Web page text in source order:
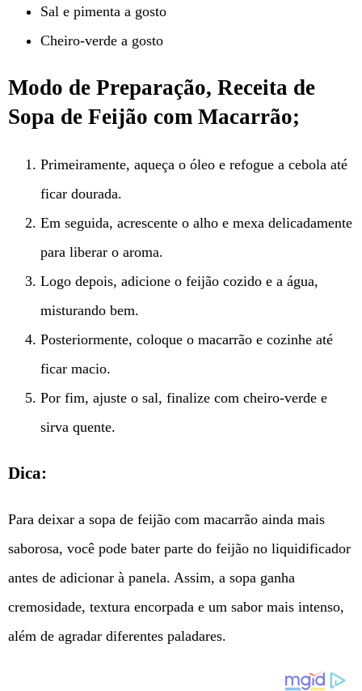
Sal e pimenta a gosto
Cheiro-verde a gosto
Modo de Preparação, Receita de
Sopa de Feijão com Macarrão;
Primeiramente, aqueça o óleo e refogue a cebola até
ficar dourada.
Em seguida, acrescente o alho e mexa delicadamente
para liberar o aroma.
Logo depois, adicione o feijão cozido e a água,
misturando bem.
Posteriormente, coloque o macarrão e cozinhe até
ficar macio.
Por fim, ajuste o sal, finalize com cheiro-verde e
sirva quente.
Dica:
Para deixar a sopa de feijão com macarrão ainda mais
saborosa, você pode bater parte do feijão no liquidificador
antes de adicionar à panela. Assim, a sopa ganha
cremosidade, textura encorpada e um sabor mais intenso,
além de agradar diferentes paladares.